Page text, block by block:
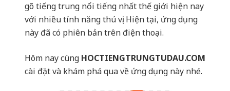
gõ tiếng trung nổi tiếng nhất thế giới hiện nay
với nhiều tính năng thú vị. Hiện tại, ứng dụng
này đã có phiên bản trên điện thoại.
Hôm nay cùng HOCTIENGTRUNGTUDAU.COM
cài đặt và khám phá qua về ứng dụng này nhé.